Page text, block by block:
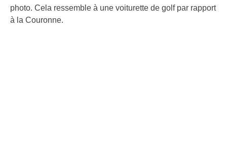
photo. Cela ressemble à une voiturette de golf par rapport
à la Couronne.